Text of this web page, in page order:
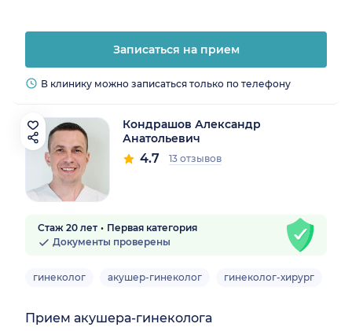
Записаться на прием
В клинику можно записаться только по телефону
Кондрашов Александр
Анатольевич
4.7 13 отзывов
Стаж 20 лет
Первая категория
Документы проверены
гинеколог акушер-гинеколог гинеколог-хирург
Прием акушера-гинеколога